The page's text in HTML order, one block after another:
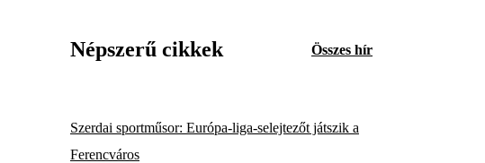
Népszerű cikkek Összes hír
Szerdai sportműsor: Európa-liga-selejtezőt játszik a
Ferencváros